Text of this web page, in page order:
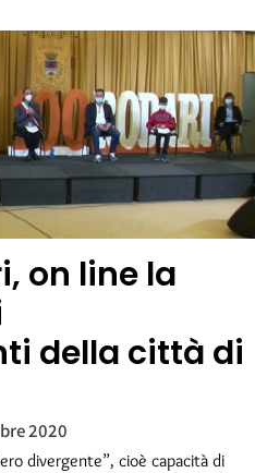
on line la
della città di
2020
divergente”, cioè capacità di